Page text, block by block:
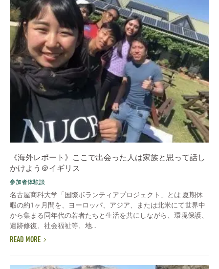
《海外レポート》ここで出会った人は家族と思って話し
かけよう＠イギリス
参加者体験談
名古屋商科大学「国際ボランティアプロジェクト」とは 夏期休
暇の約1ヶ月間を、ヨーロッパ、アジア、または北米にて世界中
から集まる同年代の若者たちと生活を共にしながら、環境保護、
遺跡修復、社会福祉等、地...
READ MORE